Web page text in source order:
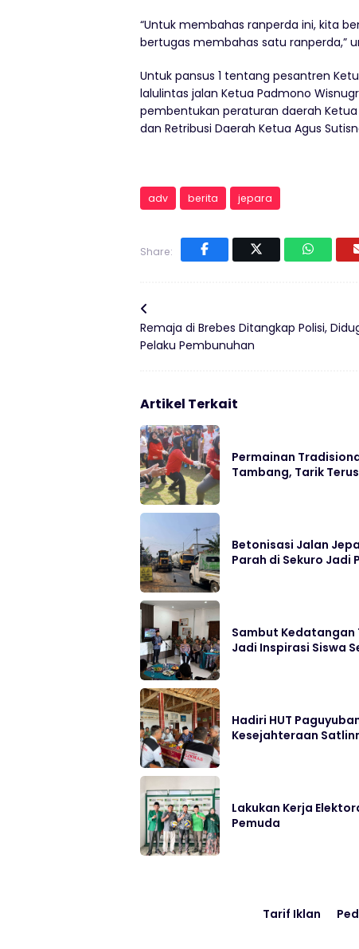
“Untuk membahas ranperda ini, kita
bertugas membahas satu ranperda,”
Untuk pansus 1 tentang pesantren
lalulintas jalan Ketua Padmono
pembentukan peraturan daerah
dan Retribusi Daerah Ketua Agus
adv berita jepara
Share:
Remaja di Brebes Ditangkap Polisi,
Pelaku Pembunuhan
Artikel Terkait
Permainan
Tambang, Tarik
Betonisasi Jalan
Parah di Sekuro Jadi
Sambut Kedatangan
Jadi Inspirasi Siswa
Hadiri HUT
Kesejahteraan
Lakukan Kerja
Pemuda
Tarif Iklan